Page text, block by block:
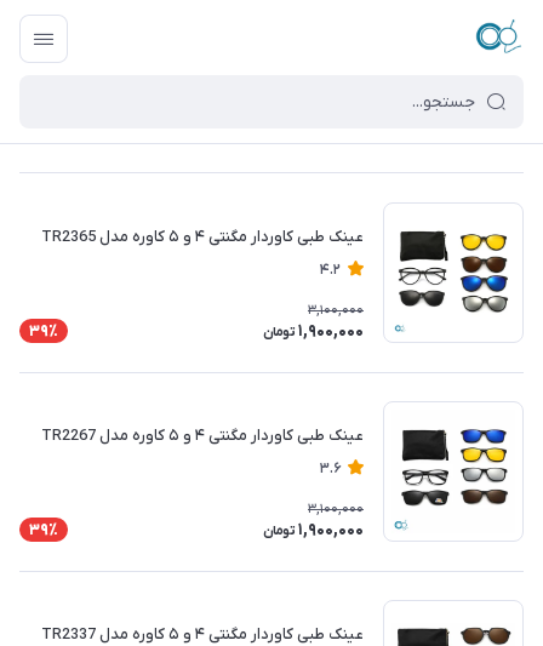
عینک طبی کاوردار مگنتی ۴ و ۵ کاوره مدل TR2365
4.2
3,100,000
1,900,000 تومان 39٪
عینک طبی کاوردار مگنتی ۴ و ۵ کاوره مدل TR2267
3.6
3,100,000
1,900,000 تومان 39٪
عینک طبی کاوردار مگنتی ۴ و ۵ کاوره مدل TR2337